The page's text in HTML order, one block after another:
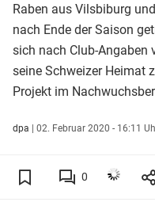
Raben aus Vilsbiburg
nach Ende der Saison
sich nach Club-Angaben
seine Schweizer Heimat
Projekt im
dpa | 02. Februar 2020 - 16:11
0